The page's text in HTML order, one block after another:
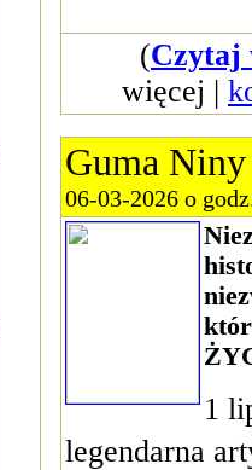
(Czytaj
więcej |
Guma
06-03-2026 o
1
legendarna